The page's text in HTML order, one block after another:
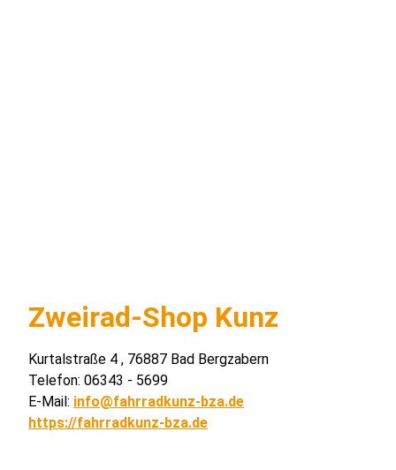
Zweirad-Shop Kunz
Kurtalstraße 4 , 76887 Bad Bergzabern
Telefon: 06343 - 5699
E-Mail: info@fahrradkunz-bza.de
https://fahrradkunz-bza.de